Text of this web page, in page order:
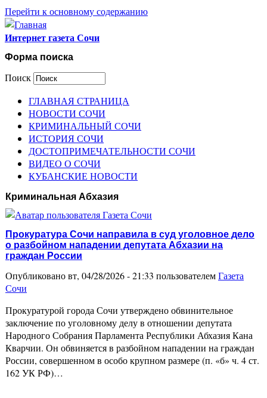
Перейти к основному содержанию
Интернет газета Сочи
Форма поиска
Поиск
ГЛАВНАЯ СТРАНИЦА
НОВОСТИ СОЧИ
КРИМИНАЛЬНЫЙ СОЧИ
ИСТОРИЯ СОЧИ
ДОСТОПРИМЕЧАТЕЛЬНОСТИ СОЧИ
ВИДЕО О СОЧИ
КУБАНСКИЕ НОВОСТИ
Криминальная Абхазия
Прокуратура Сочи направила в суд уголовное дело
о разбойном нападении депутата Абхазии на
граждан России
Опубликовано вт, 04/28/2026 - 21:33 пользователемГазета
Сочи
Прокуратурой города Сочи утверждено обвинительное
заключение по уголовному делу в отношении депутата
Народного Собрания Парламента Республики Абхазия Кана
Кварчии. Он обвиняется в разбойном нападении на граждан
России, совершенном в особо крупном размере (п. «б» ч. 4 ст.
162 УК РФ)…